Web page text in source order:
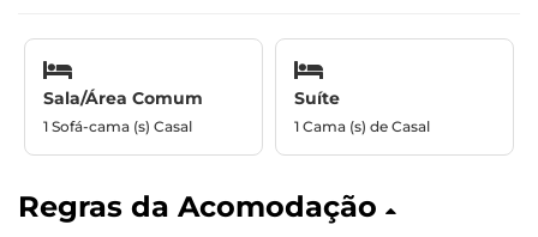
Sala/Área Comum
1 Sofá-cama (s) Casal
Suíte
1 Cama (s) de Casal
Regras da Acomodação